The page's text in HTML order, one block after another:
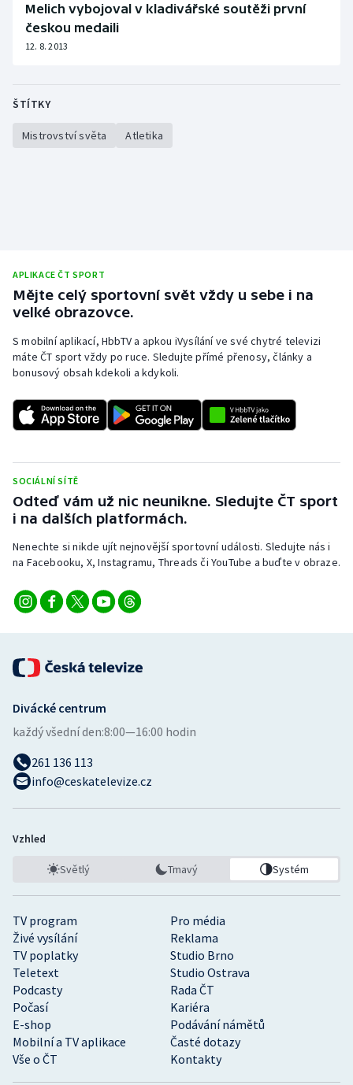
Melich vybojoval v kladivářské soutěži první
českou medaili
12. 8. 2013
ŠTÍTKY
Mistrovství světa Atletika
APLIKACE ČT SPORT
Mějte celý sportovní svět vždy u sebe i na
velké obrazovce.
S mobilní aplikací, HbbTV a apkou iVysílání ve své chytré televizi
máte ČT sport vždy po ruce. Sledujte přímé přenosy, články a
bonusový obsah kdekoli a kdykoli.
SOCIÁLNÍ SÍTĚ
Odteď vám už nic neunikne. Sledujte ČT sport
i na dalších platformách.
Nenechte si nikde ujít nejnovější sportovní události. Sledujte nás i
na Facebooku, X, Instagramu, Threads či YouTube a buďte v obraze.
TV program
Pro média
Živé vysílání
Reklama
TV poplatky
Studio Brno
Teletext
Studio Ostrava
Podcasty
Rada ČT
Počasí
Kariéra
E-shop
Podávání námětů
Mobilní a TV aplikace
Časté dotazy
Vše o ČT
Kontakty
Divácké centrum
každý všední den:8:00—16:00 hodin
261 136 113
info@ceskatelevize.cz
Vzhled
Světlý Tmavý Systém